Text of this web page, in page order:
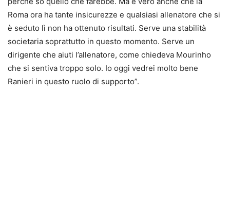
Roma ora ha tante insicurezze e qualsiasi allenatore che si
è seduto lì non ha ottenuto risultati. Serve una stabilità
societaria soprattutto in questo momento. Serve un
dirigente che aiuti l’allenatore, come chiedeva Mourinho
che si sentiva troppo solo. Io oggi vedrei molto bene
Ranieri in questo ruolo di supporto”.